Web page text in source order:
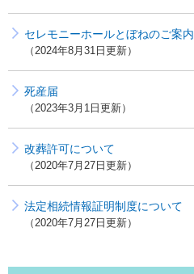
セレモニーホールとぼねのご案内
2024年8月31日更新
死産届
2023年3月1日更新
改葬許可について
2020年7月27日更新
法定相続情報証明制度について
2020年7月27日更新